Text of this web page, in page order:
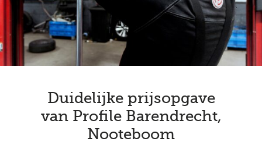
Duidelijke prijsopgave
van Profile Barendrecht,
Nooteboom